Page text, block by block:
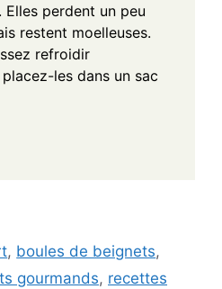
perdent un peu
restent moelleuses.
refroidir
les dans un sac
, boules de beignets,
gourmands, recettes